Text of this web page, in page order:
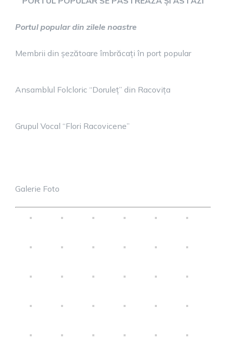
Portul popular din zilele noastre
Membrii din șezătoare îmbrăcați în port popular
Ansamblul Folcloric “Doruleț” din Racovița
Grupul Vocal “Flori Racovicene”
Galerie Foto